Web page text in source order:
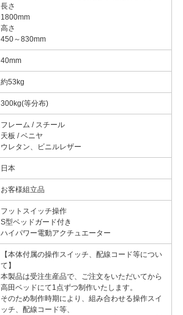
長さ
1800mm
高さ
450～830mm
40mm
約53kg
300kg(等分布)
フレーム / スチール
天板 / ベニヤ
ウレタン、ビニルレザー
日本
お客様組立品
フットスイッチ操作
S型ベッドガード付き
ハイパワー電動アクチュエーター
【本体付属の操作スイッチ、配線コード等につい
て】
本製品は受注生産品で、ご注文をいただいてから
高田ベッドにて1点ずつ制作いたします。
そのため制作時期により、組み合わせる操作スイ
ッチ、配線コード等、